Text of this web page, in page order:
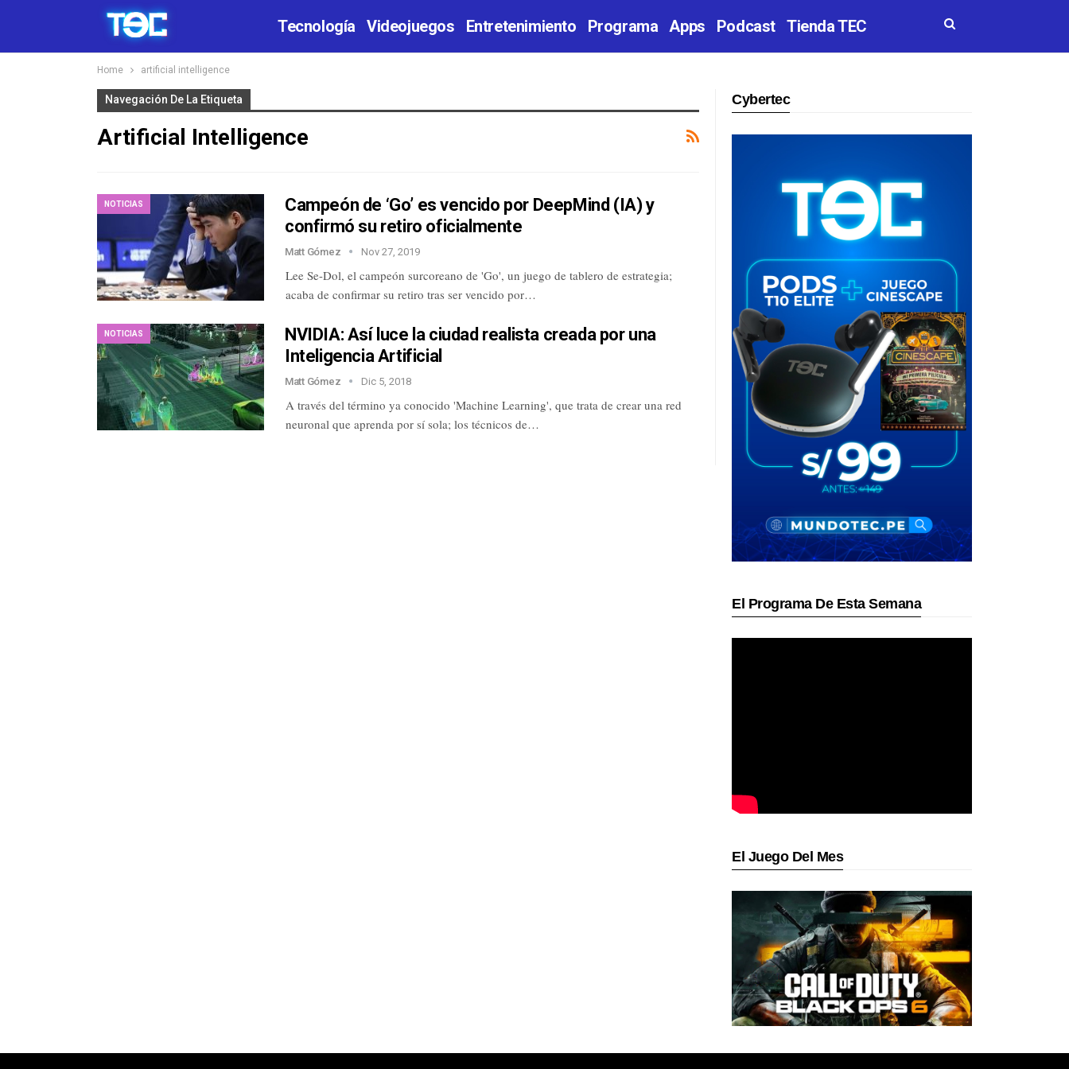
Tecnología Videojuegos Entretenimiento Programa Apps Podcast Tienda TEC
Home artificial intelligence
Navegación De La Etiqueta
Artificial Intelligence
NOTICIAS
Campeón de ‘Go’ es vencido por DeepMind (IA) y
confirmó su retiro oficialmente
Matt Gómez Nov 27, 2019
Lee Se-Dol, el campeón surcoreano de 'Go', un juego de tablero de estrategia;
acaba de confirmar su retiro tras ser vencido por…
NOTICIAS
NVIDIA: Así luce la ciudad realista creada por una
Inteligencia Artificial
Matt Gómez Dic 5, 2018
A través del término ya conocido 'Machine Learning', que trata de crear una red
neuronal que aprenda por sí sola; los técnicos de…
Cybertec
El Programa De Esta Semana
El Juego Del Mes